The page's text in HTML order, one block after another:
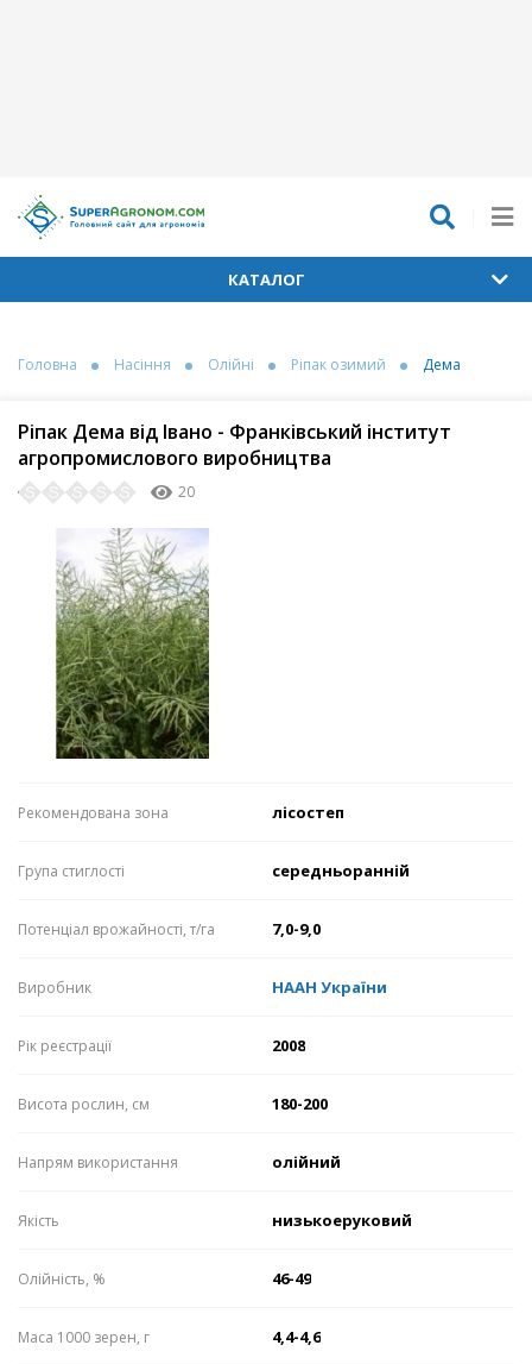
КАТАЛОГ
Головна Насіння Олійні Ріпак озимий Дема
Ріпак Дема від Івано - Франківський інститут
агропромислового виробництва
20
Рекомендована зона лісостеп
Група стиглості середньоранній
Потенціал врожайності, т/га 7,0-9,0
Виробник НААН України
Рік реєстрації 2008
Висота рослин, см 180-200
Напрям використання олійний
Якість низькоеруковий
Олійність, % 46-49
Маса 1000 зерен, г 4,4-4,6